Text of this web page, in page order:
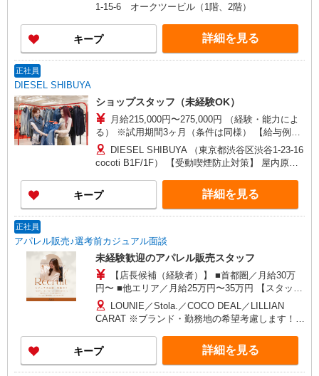
1-15-6 オークツービル（1階、2階）
キープ 詳細を見る
正社員
DIESEL SHIBUYA
ショップスタッフ（未経験OK）
月給215,000円〜275,000円 （経験・能力によ
る） ※試用期間3ヶ月（条件は同様） 【給与例】
月給245,000円 別途、残業代全額支給 (社会人経
験2年、アパレル経験あり)
DIESEL SHIBUYA （東京都渋谷区渋谷1-23-16
cocoti B1F/1F） 【受動喫煙防止対策】 屋内原則
キープ 詳細を見る
正社員
アパレル販売♪選考前カジュアル面談
未経験歓迎のアパレル販売スタッフ
【店長候補（経験者）】 ■首都圏／月給30万
円〜 ■他エリア／月給25万円〜35万円 【スタッ
フ】 ■首都圏／月給24万3,800円〜40万円 ■大阪／
月給23万3,500円〜35万円 ■京都、兵庫、愛知、岐
阜、福岡／月給22万7,800円〜35万円 ■他エリア／
月給22万2,100円〜35万円 固定残業手当含む（1ヶ
月あたり20時間）※超過時は追加支給 首都圏エリ
ア：30,800円 大阪：29,500円 京都、兵庫、愛知、
LOUNIE／Stola.／COCO DEAL／LILLIAN
CARAT ※ブランド・勤務地の希望考慮します！※
道、宮城（仙台）、愛知、岐阜、大阪、兵庫、京
都、和歌山、岡山、広島、愛媛、福岡、長崎、宮
崎、熊本などの各店舗で募集しています。
キープ 詳細を見る